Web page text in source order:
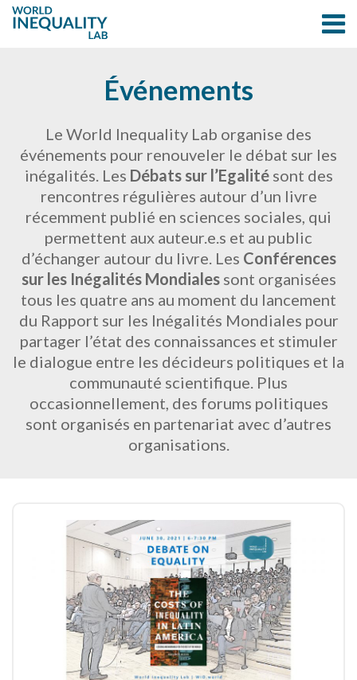
Événements
Le World Inequality Lab organise des
événements pour renouveler le débat sur les
inégalités. Les Débats sur l’Egalitésont des
rencontres régulières autour d’un livre
récemment publié en sciences sociales, qui
permettent aux auteur.e.s et au public
d’échanger autour du livre. Les Conférences
sur les Inégalités Mondialessont organisées
tous les quatre ans au moment du lancement
du Rapport sur les Inégalités Mondiales pour
partager l’état des connaissances et stimuler
le dialogue entre les décideurs politiques et la
communauté scientifique. Plus
occasionnellement, des forums politiques
sont organisés en partenariat avec d’autres
organisations.